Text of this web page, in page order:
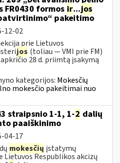
FR0430 formos ir...jos
pakeitimo
12-02
prie Lietuvos
jos (toliau — VMI prie FM)
28 d. priimtą įsakymą
kategorijos: Mokesčių
mokesčio pakeitimai nuo
straipsnio 1-1, 1-2 dalių
paaiškinimo
04-17
mokesčių įstatymų
Lietuvos Respublikos akcizų